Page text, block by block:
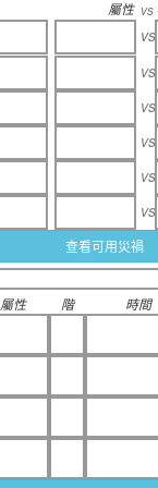
屬性 vs
vs
vs
vs
vs
vs
vs
查看可用災禍
屬性 階 時間